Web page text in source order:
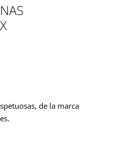
de la marca